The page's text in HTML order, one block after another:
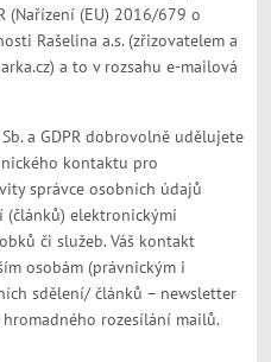
(Nařízení (EU) 2016/679 o
Rašelina a.s. (zřizovatelem a
a to v rozsahu e-mailová
a GDPR dobrovolně udělujete
kontaktu pro
správce osobních údajů
(článků) elektronickými
či služeb. Váš kontakt
osobám (právnickým i
sdělení/ článků – newsletter
rozesílání mailů.